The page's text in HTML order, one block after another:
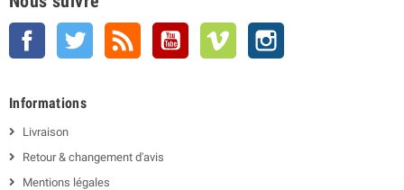
Facebook Twitter YouTube Vimeo
Informations
Livraison
Retour & changement d'avis
Mentions légales